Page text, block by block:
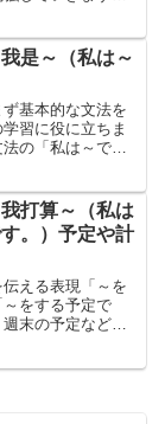
是非教えてくだ
周...
是～（私は～
基本的な文法を
習に役に立ちま
の「私は～で
語で表現するに
に、...
打算～（私は
。）予定や計
える表現「～を
をする予定で
末の予定などを